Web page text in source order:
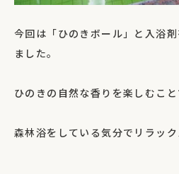
今回は「ひのきボール」と入浴
ました。
ひのきの自然な香りを楽しむこと
森林浴をしている気分でリラッ